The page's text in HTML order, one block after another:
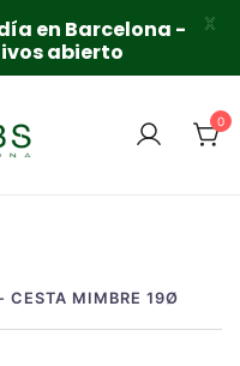
0
- CESTA MIMBRE 19Ø
en Barcelona -
abierto
X